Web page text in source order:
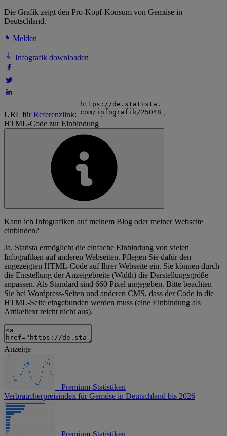
Die Grafik zeigt den Pro-Kopf-Konsum von Gemüse in
Deutschland.
Melden
Infografik downloaden
URL fürReferenzlink:
HTML-Code zur Einbindung
Kann ich Infografiken auf meinem Blog oder meiner Webseite
einbinden?
Ja, Statista ermöglicht die einfache Einbindung von vielen
Infografiken auf anderen Webseiten. Pflegen Sie dafür den
angezeigten HTML-Code auf Ihrer Webseite ein. Sie können durch
die Einstellung der Anzeigebreite (Width) die Darstellungsgröße
anpassen. Als Standard sind 660 Pixel angegeben. Bitte beachten
Sie bei Wordpress-Seiten und anderen CMS, dass der Code in die
HTML-Seite eingebunden werden muss (eine Einbindung als
Artikeltext reicht nicht aus).
Anzeige
+ Premium-Statistiken
Verbraucherpreisindex für Gemüse in Deutschland bis 2026